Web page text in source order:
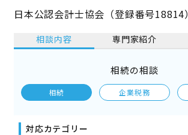
日本公認会計士協会（登録番号18814）
相談内容 専門家紹介
相続の相談
相続 企業税務
対応カテゴリー